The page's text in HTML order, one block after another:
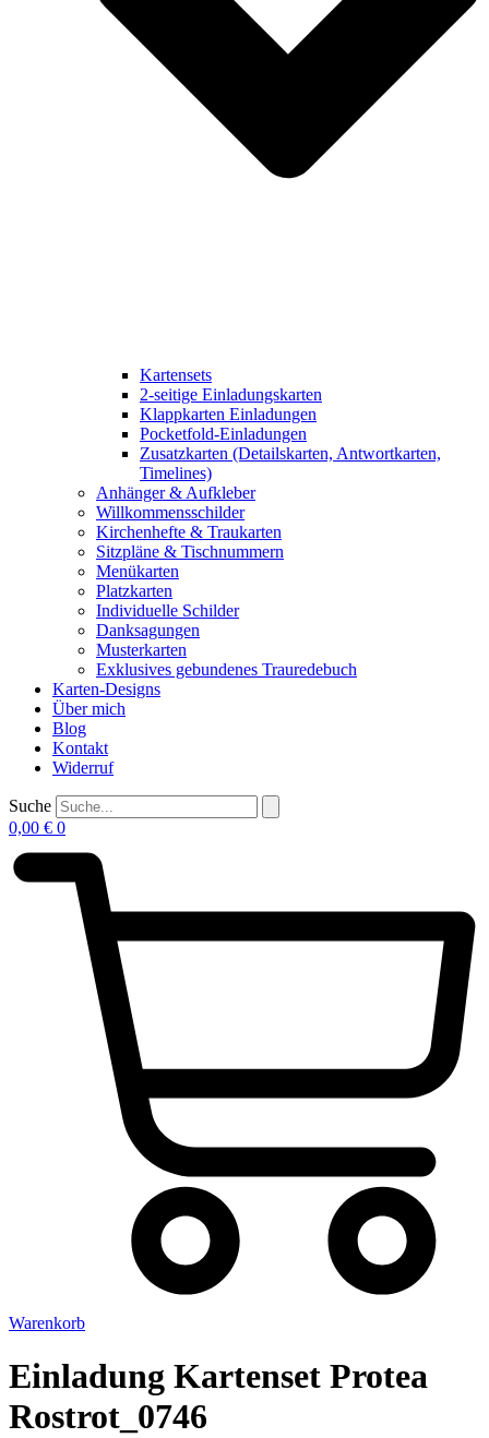
Kartensets
2-seitige Einladungskarten
Klappkarten Einladungen
Pocketfold-Einladungen
Zusatzkarten (Detailskarten, Antwortkarten,
Timelines)
Anhänger & Aufkleber
Willkommensschilder
Kirchenhefte & Traukarten
Sitzpläne & Tischnummern
Menükarten
Platzkarten
Individuelle Schilder
Danksagungen
Musterkarten
Exklusives gebundenes Trauredebuch
Karten-Designs
Über mich
Blog
Kontakt
Widerruf
Suche
0,00 € 0
Warenkorb
Einladung Kartenset Protea
Rostrot_0746